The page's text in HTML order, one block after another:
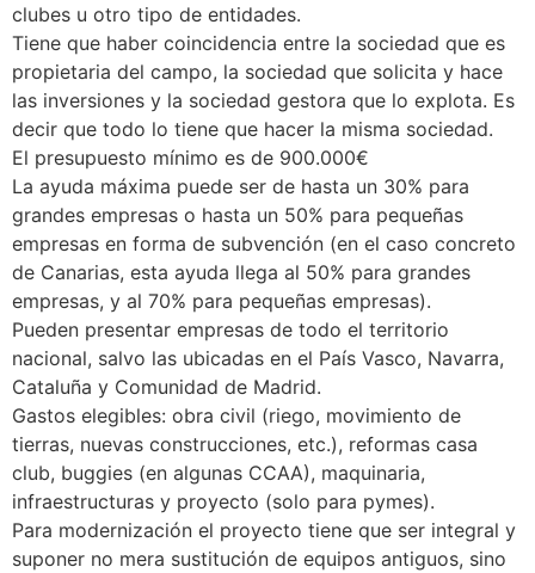
clubes u otro tipo de entidades.
Tiene que haber coincidencia entre la sociedad que es
propietaria del campo, la sociedad que solicita y hace
las inversiones y la sociedad gestora que lo explota. Es
decir que todo lo tiene que hacer la misma sociedad.
El presupuesto mínimo es de 900.000€
La ayuda máxima puede ser de hasta un 30% para
grandes empresas o hasta un 50% para pequeñas
empresas en forma de subvención (en el caso concreto
de Canarias, esta ayuda llega al 50% para grandes
empresas, y al 70% para pequeñas empresas).
Pueden presentar empresas de todo el territorio
nacional, salvo las ubicadas en el País Vasco, Navarra,
Cataluña y Comunidad de Madrid.
Gastos elegibles: obra civil (riego, movimiento de
tierras, nuevas construcciones, etc.), reformas casa
club, buggies (en algunas CCAA), maquinaria,
infraestructuras y proyecto (solo para pymes).
Para modernización el proyecto tiene que ser integral y
suponer no mera sustitución de equipos antiguos, sino